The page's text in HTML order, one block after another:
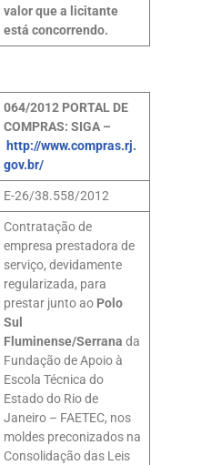
valor que a licitante
está concorrendo.
064/2012 PORTAL DE
COMPRAS: SIGA –
http://www.compras.rj.
gov.br/
E-26/38.558/2012
Contratação de
empresa prestadora de
serviço, devidamente
regularizada, para
prestar junto ao Polo
Sul
Fluminense/Serrana da
Fundação de Apoio à
Escola Técnica do
Estado do Rio de
Janeiro – FAETEC, nos
moldes preconizados na
Consolidação das Leis